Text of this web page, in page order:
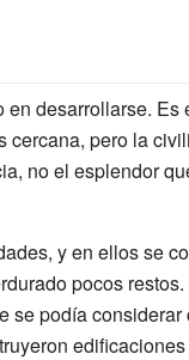
desarrollarse. Es
cercana, pero la
no el esplendor
y en ellos se
pocos
se podía